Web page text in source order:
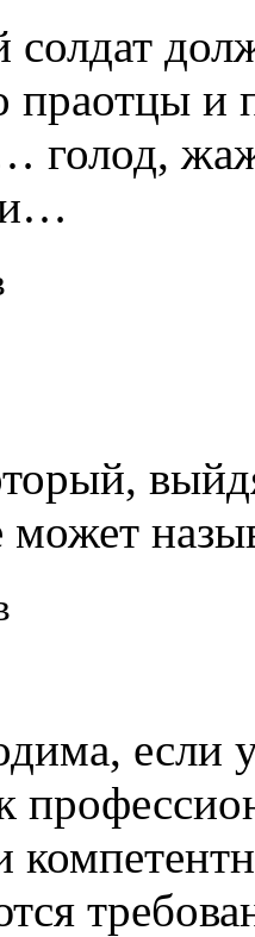
солдат
праотцы и
голод,
может
если